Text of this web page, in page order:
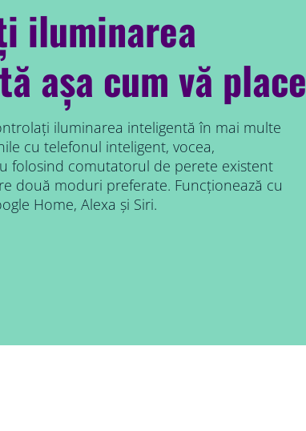
iluminarea
așa cum vă place
iluminarea inteligentă în mai multe
cu telefonul inteligent, vocea,
folosind comutatorul de perete existent
două moduri preferate. Funcționează cu
Home, Alexa și Siri.